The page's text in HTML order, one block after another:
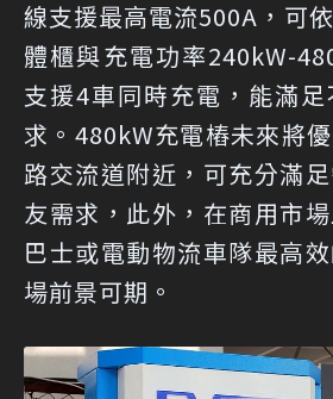
線支援最高電流500A，可
體櫃與充電功率240kW-
支援4車同時充電，能滿
求。480kW充電樁未來將
路交流道附近，可充分滿
友需求，此外，在商用市
巴士或電動物流車隊最高
場前景可期。